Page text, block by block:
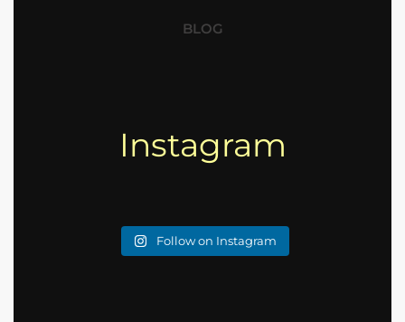
BLOG
Instagram
Follow on Instagram